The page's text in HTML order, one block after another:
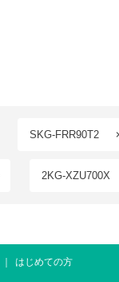
SKG-FRR90T2
2KG-XZU700X
はじめての方